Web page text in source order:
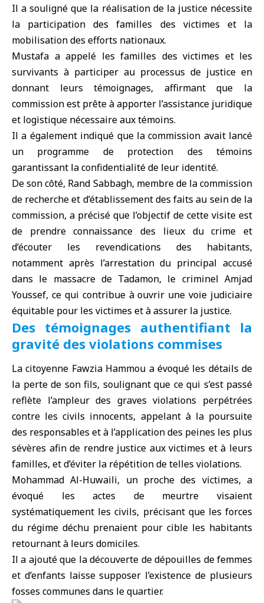
Il a souligné que la réalisation de la justice nécessite
la participation des familles des victimes et la
mobilisation des efforts nationaux.
Mustafa a appelé les familles des victimes et les
survivants à participer au processus de justice en
donnant leurs témoignages, affirmant que la
commission est prête à apporter l’assistance juridique
et logistique nécessaire aux témoins.
Il a également indiqué que la commission avait lancé
un programme de protection des témoins
garantissant la confidentialité de leur identité.
De son côté, Rand Sabbagh, membre de la commission
de recherche et d’établissement des faits au sein de la
commission, a précisé que l’objectif de cette visite est
de prendre connaissance des lieux du crime et
d’écouter les revendications des habitants,
notamment après l’arrestation du principal accusé
dans le massacre de Tadamon, le criminel Amjad
Youssef, ce qui contribue à ouvrir une voie judiciaire
équitable pour les victimes et à assurer la justice.
Des témoignages authentifiant la
gravité des violations commises
La citoyenne Fawzia Hammou a évoqué les détails de
la perte de son fils, soulignant que ce qui s’est passé
reflète l’ampleur des graves violations perpétrées
contre les civils innocents, appelant à la poursuite
des responsables et à l’application des peines les plus
sévères afin de rendre justice aux victimes et à leurs
familles, et d’éviter la répétition de telles violations.
Mohammad Al-Huwaili, un proche des victimes, a
évoqué les actes de meurtre visaient
systématiquement les civils, précisant que les forces
du régime déchu prenaient pour cible les habitants
retournant à leurs domiciles.
Il a ajouté que la découverte de dépouilles de femmes
et d’enfants laisse supposer l’existence de plusieurs
fosses communes dans le quartier.